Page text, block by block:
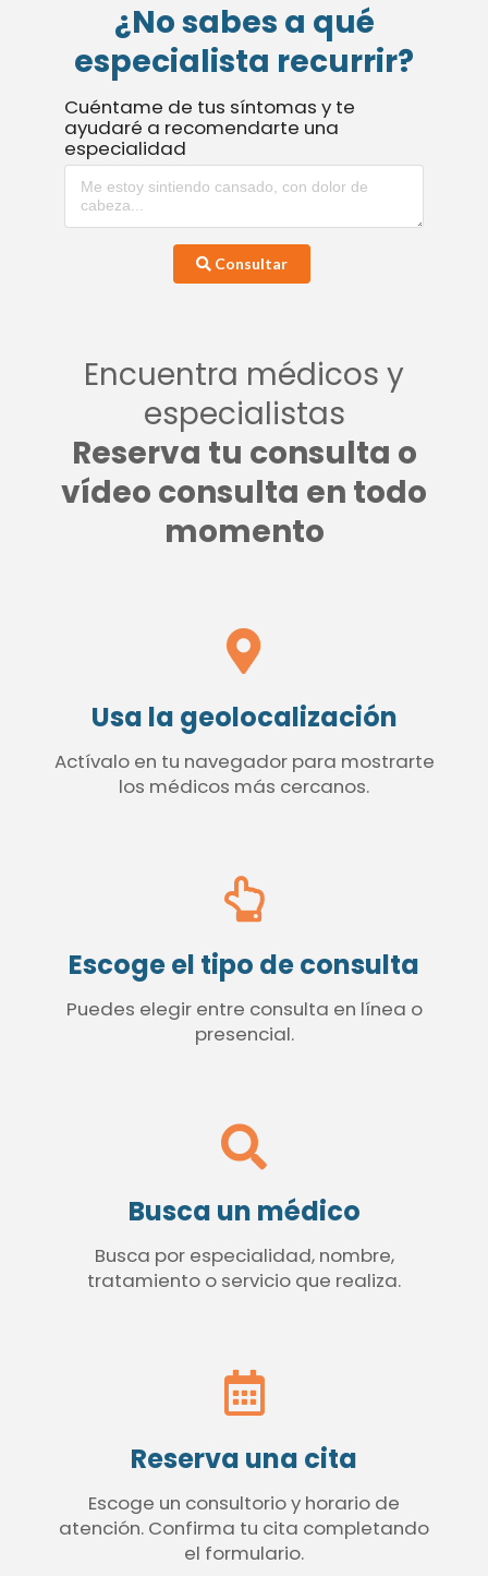
¿No sabes a qué
especialista recurrir?
Cuéntame de tus síntomas y te
ayudaré a recomendarte una
especialidad
Consultar
Encuentra médicos y
especialistas
Reserva tu consulta o
vídeo consulta en todo
momento
Usa la geolocalización
Actívalo en tu navegador para mostrarte
los médicos más cercanos.
Escoge el tipo de consulta
Puedes elegir entre consulta en línea o
presencial.
Busca un médico
Busca por especialidad, nombre,
tratamiento o servicio que realiza.
Reserva una cita
Escoge un consultorio y horario de
atención. Confirma tu cita completando
el formulario.